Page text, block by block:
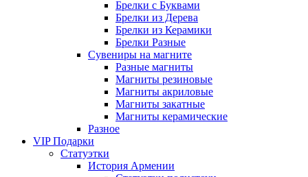
Брелки с Буквами
Брелки из Дерева
Брелки из Керамики
Брелки Разные
Сувениры на магните
Разные магниты
Магниты резиновые
Магниты акриловые
Магниты закатные
Магниты керамические
Разное
VIP Подарки
Статуэтки
История Армении